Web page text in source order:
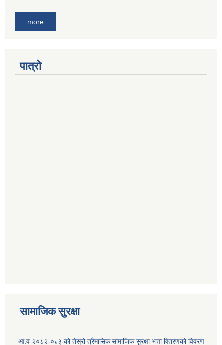
more
पात्रो
सामाजिक सुरक्षा
आ.व २०८२-०८३ को तेस्रो त्रैमासिक सामाजिक सुरक्षा भत्ता वितरणको विवरण